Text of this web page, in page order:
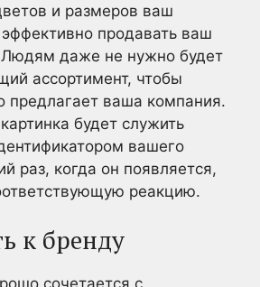
и размеров ваш
продавать ваш
даже не нужно будет
ассортимент, чтобы
предлагает ваша компания.
будет служить
вашего
раз, когда он появляется,
реакцию.
к бренду
сочетается с